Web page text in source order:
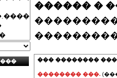
������ �
��� ��������
�������� ���.